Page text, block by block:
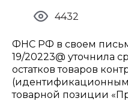
4432
ФНС РФ в своем
19/20223@ уточнила
остатков товаров
товарной позиции